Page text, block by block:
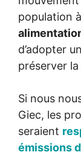
population à
d’adopter
préserver
Si nous
Giec, les
seraient
émissions